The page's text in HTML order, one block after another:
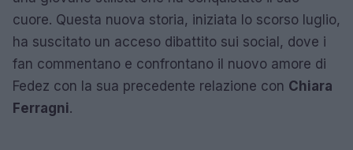
cuore. Questa nuova storia, iniziata lo scorso luglio,
ha suscitato un acceso dibattito sui social, dove i
fan commentano e confrontano il nuovo amore di
Fedez con la sua precedente relazione con Chiara
Ferragni.